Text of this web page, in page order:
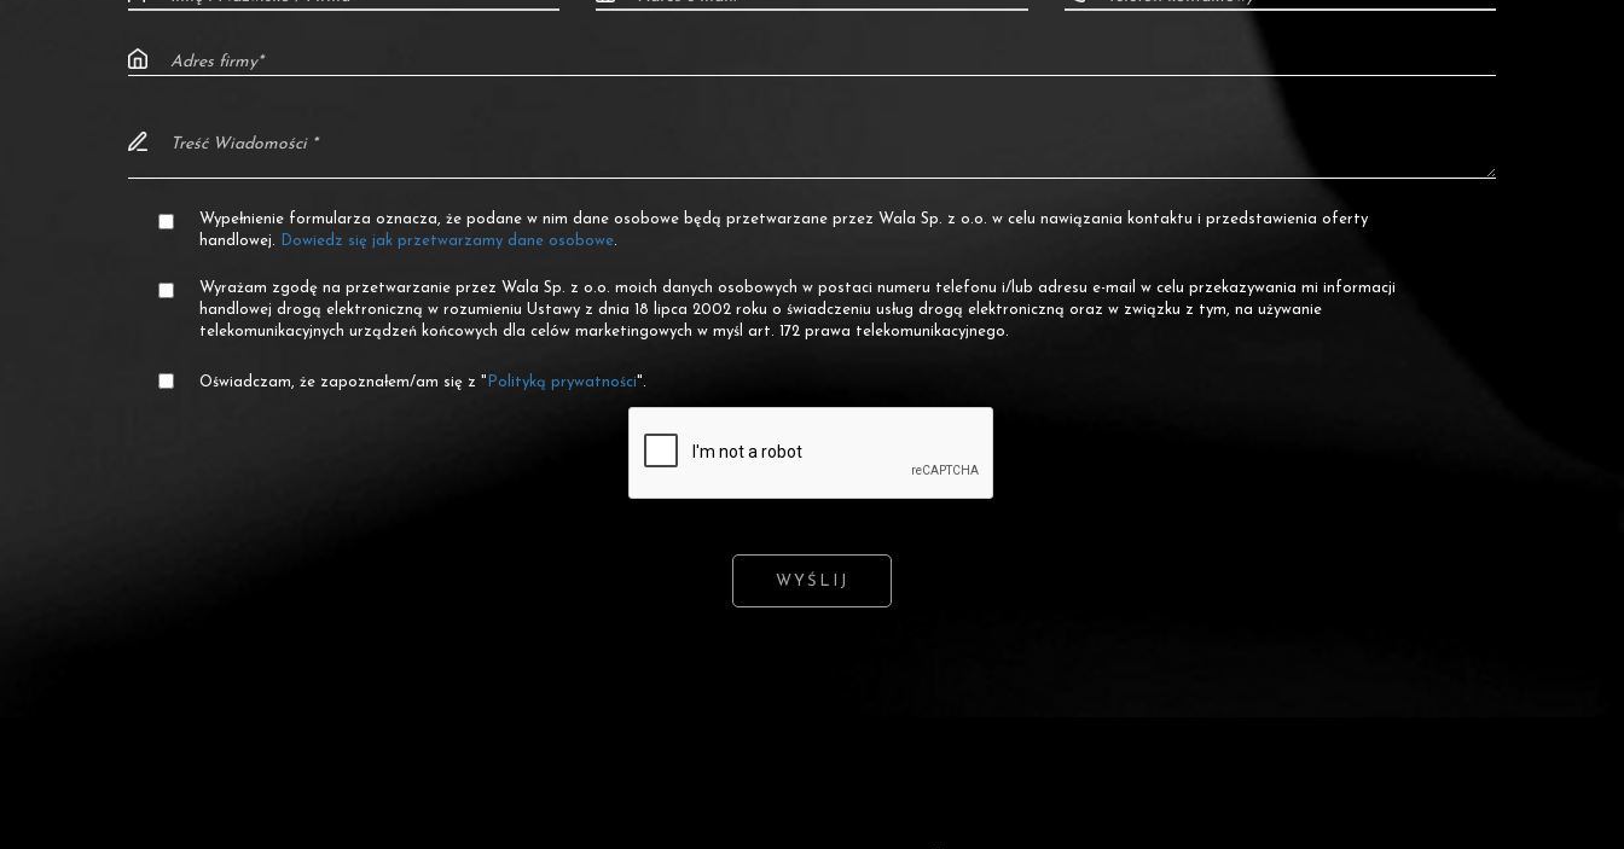
Wypełnienie formularza oznacza, że podane w nim dane osobowe będą przetwarzane przez Wala Sp. z o.o. w celu nawiązania kontaktu i przedstawienia oferty
handlowej.
Dowiedz się jak przetwarzamy dane osobowe.
Wyrażam zgodę na przetwarzanie przez Wala Sp. z o.o. moich danych osobowych w postaci numeru telefonu i/lub adresu e-mail w celu przekazywania mi informacji
handlowej drogą elektroniczną w rozumieniu Ustawy z dnia 18 lipca 2002 roku o świadczeniu usług drogą elektroniczną oraz w związku z tym, na używanie
telekomunikacyjnych urządzeń końcowych dla celów marketingowych w myśl art. 172 prawa telekomunikacyjnego.
Oświadczam, że zapoznałem/am się z " Polityką prywatności".
WYŚLIJ